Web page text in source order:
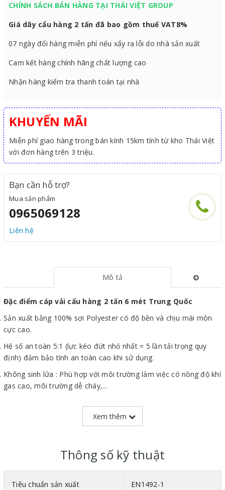
CHÍNH SÁCH BÁN HÀNG TẠI THÁI VIỆT GROUP
Giá dây cẩu hàng 2 tấn đã bao gồm thuế VAT8%
07 ngày đổi hàng miễn phí nếu xẩy ra lỗi do nhà sản xuất
Cam kết hàng chính hãng chất lượng cao
Nhận hàng kiểm tra thanh toán tại nhà
KHUYẾN MÃI
Miễn phí giao hàng trong bán kính 15km tính từ kho Thái Việt
với đơn hàng trên 3 triệu.
Bạn cần hỗ trợ?
Mua sản phẩm
0965069128
Liên hệ
Mô tả
Đặc điểm cáp vải cẩu hàng 2 tấn 6 mét Trung Quốc
Sản xuất bằng 100% sợi Polyester có độ bền và chịu mài mòn
cực cao.
Hệ số an toàn 5:1 (lực kéo đứt nhỏ nhất = 5 lần tải trọng quy
định) đảm bảo tính an toàn cao khi sử dụng.
Không sinh lửa : Phù hợp với môi trường làm việc có nồng độ khí
gas cao, môi trường dễ cháy,...
Bề mặt mềm mịn không gây trầy xước, biến dạng hàng hóa khi
có thể đạt tải trọng lên đến 200% nếu dùng cáp
vải theo phương thức cẩu chữ U.
Xem thêm
Thông số kỹ thuật
Tiêu chuẩn sản xuất EN1492-1